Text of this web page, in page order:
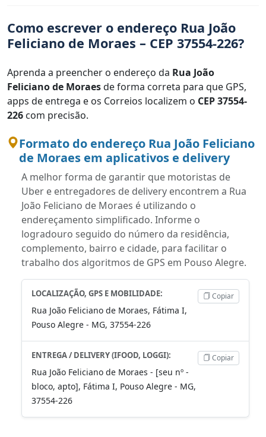
Como escrever o endereço Rua João
Feliciano de Moraes – CEP 37554-226?
Aprenda a preencher o endereço da Rua João
Feliciano de Moraesde forma correta para que GPS,
apps de entrega e os Correios localizem o CEP 37554-
226 com precisão.
Formato do endereço Rua João Feliciano
de Moraes em aplicativos e delivery
A melhor forma de garantir que motoristas de
Uber e entregadores de delivery encontrem a Rua
João Feliciano de Moraes é utilizando o
endereçamento simplificado. Informe o
logradouro seguido do número da residência,
complemento, bairro e cidade, para facilitar o
trabalho dos algoritmos de GPS em Pouso Alegre.
LOCALIZAÇÃO, GPS E MOBILIDADE:
Rua João Feliciano de Moraes, Fátima I,
Pouso Alegre - MG, 37554-226
Copiar
ENTREGA / DELIVERY (IFOOD, LOGGI):
Rua João Feliciano de Moraes - [seu nº -
bloco, apto], Fátima I, Pouso Alegre - MG,
37554-226
Copiar